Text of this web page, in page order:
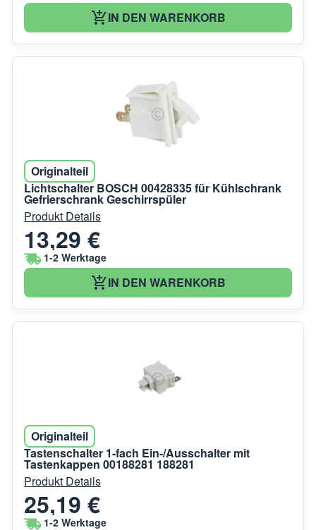
IN DEN WARENKORB
Originalteil
Lichtschalter BOSCH 00428335 für Kühlschrank
Gefrierschrank Geschirrspüler
Produkt Details
13,29 €
1-2 Werktage
IN DEN WARENKORB
Originalteil
Tastenschalter 1-fach Ein-/Ausschalter mit
Tastenkappen 00188281 188281
Produkt Details
25,19 €
1-2 Werktage